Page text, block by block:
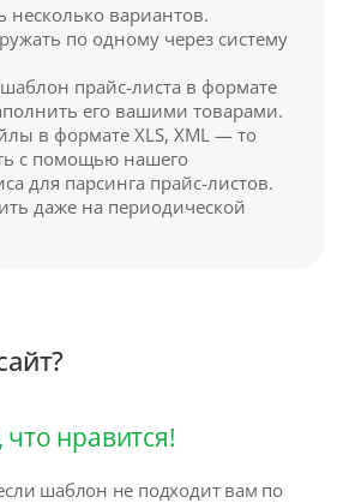
несколько вариантов.
по одному через систему
прайс-листа в формате
его вашими товарами.
в формате XLS, XML — то
с помощью нашего
для парсинга прайс-листов.
даже на периодической
нравится!
шаблон не подходит вам по